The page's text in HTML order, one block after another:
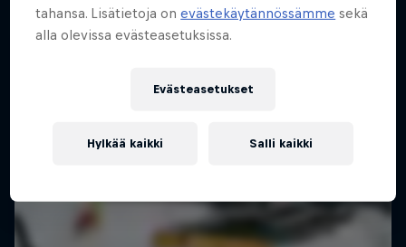
tahansa. Lisätietoja onevästekäytännössämme sekä
alla olevissa evästeasetuksissa.
Evästeasetukset
Hylkää kaikki Salli kaikki